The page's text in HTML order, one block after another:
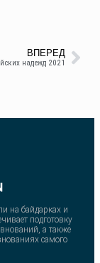
ВПЕРЕД
надежд 2021
на байдарках и
подготовку
а также
самого